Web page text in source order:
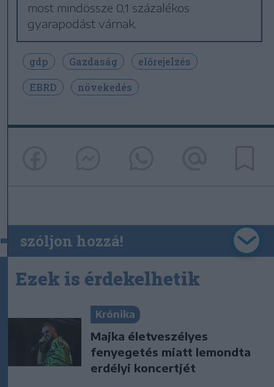
most mindössze 0,1 százalékos
gyarapodást várnak.
gdp Gazdaság
előrejelzés
EBRD
növekedés
szóljon hozzá!
Ezek is érdekelhetik
Krónika
Majka életveszélyes
fenyegetés miatt lemondta
erdélyi koncertjét